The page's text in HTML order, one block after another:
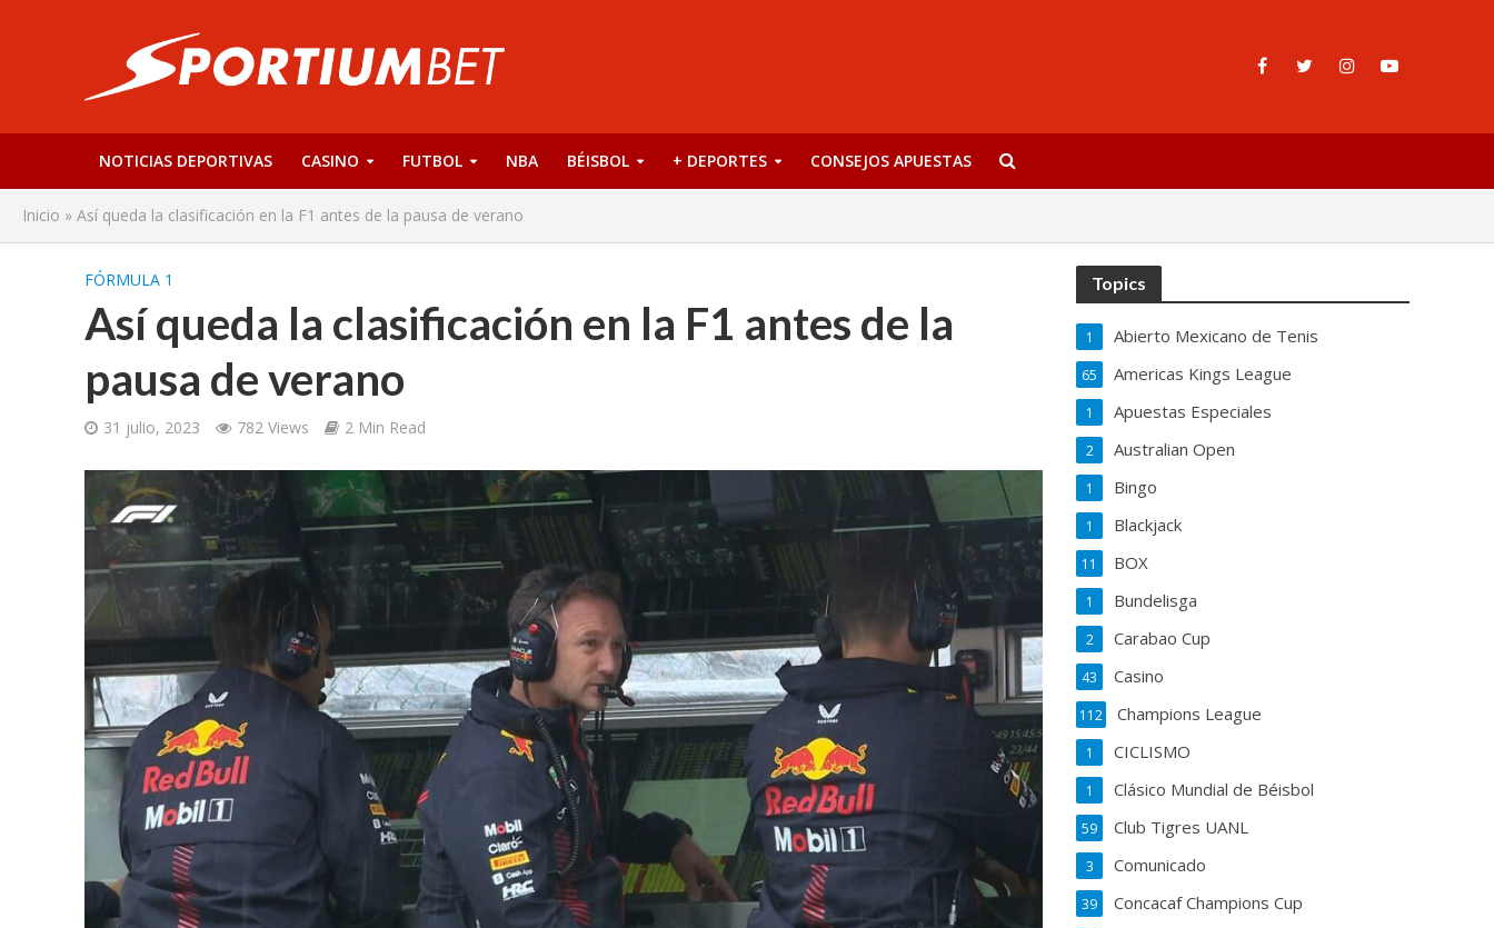
NOTICIAS DEPORTIVAS CASINO FUTBOL NBA BÉISBOL + DEPORTES CONSEJOS APUESTAS
Inicio » Así queda la clasificación en la F1 antes de la pausa de verano
FÓRMULA 1
Así queda la clasificación en la F1 antes de la
pausa de verano
31 julio, 2023 782 Views 2 Min Read
Topics
Abierto Mexicano de Tenis
1
Americas Kings League
65
Apuestas Especiales
1
Australian Open
2
Bingo
1
Blackjack
1
BOX
11
Bundelisga
1
Carabao Cup
2
Casino
43
Champions League
112
CICLISMO
1
Clásico Mundial de Béisbol
1
Club Tigres UANL
59
Comunicado
3
Concacaf Champions Cup
39